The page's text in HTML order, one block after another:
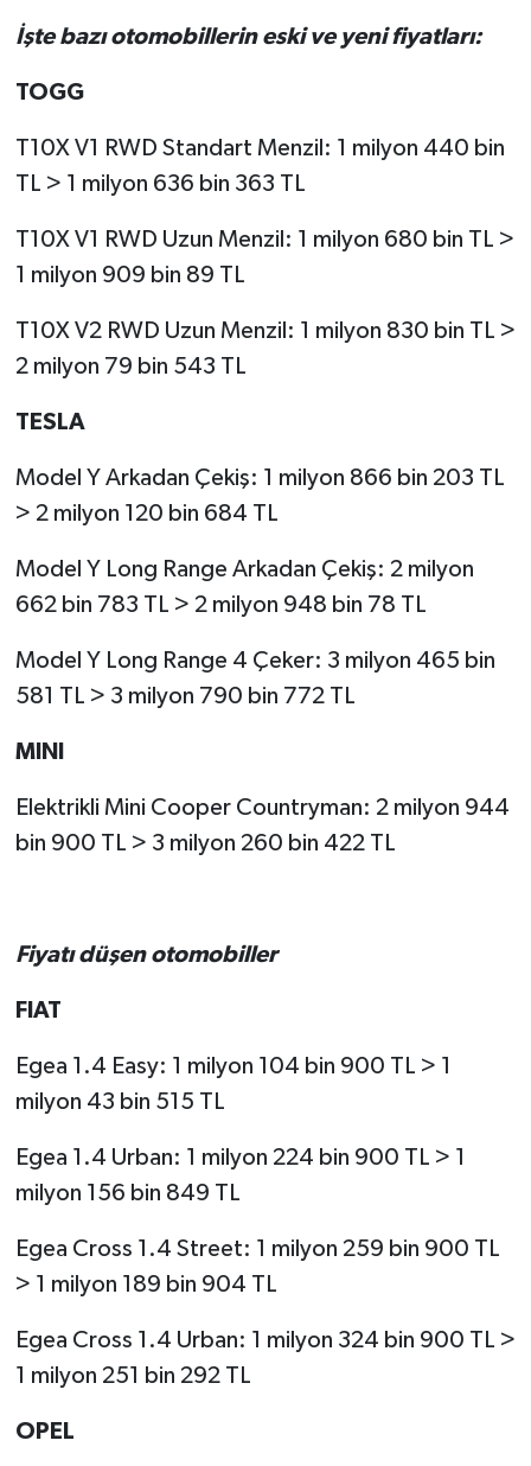
İşte bazı otomobillerin eski ve yeni fiyatları:
TOGG
T10X V1 RWD Standart Menzil: 1 milyon 440 bin
TL > 1 milyon 636 bin 363 TL
T10X V1 RWD Uzun Menzil: 1 milyon 680 bin TL >
1 milyon 909 bin 89 TL
T10X V2 RWD Uzun Menzil: 1 milyon 830 bin TL >
2 milyon 79 bin 543 TL
TESLA
Model Y Arkadan Çekiş: 1 milyon 866 bin 203 TL
> 2 milyon 120 bin 684 TL
Model Y Long Range Arkadan Çekiş: 2 milyon
662 bin 783 TL > 2 milyon 948 bin 78 TL
Model Y Long Range 4 Çeker: 3 milyon 465 bin
581 TL > 3 milyon 790 bin 772 TL
MINI
Elektrikli Mini Cooper Countryman: 2 milyon 944
bin 900 TL > 3 milyon 260 bin 422 TL
Fiyatı düşen otomobiller
FIAT
Egea 1.4 Easy: 1 milyon 104 bin 900 TL > 1
milyon 43 bin 515 TL
Egea 1.4 Urban: 1 milyon 224 bin 900 TL > 1
milyon 156 bin 849 TL
Egea Cross 1.4 Street: 1 milyon 259 bin 900 TL
> 1 milyon 189 bin 904 TL
Egea Cross 1.4 Urban: 1 milyon 324 bin 900 TL >
1 milyon 251 bin 292 TL
OPEL